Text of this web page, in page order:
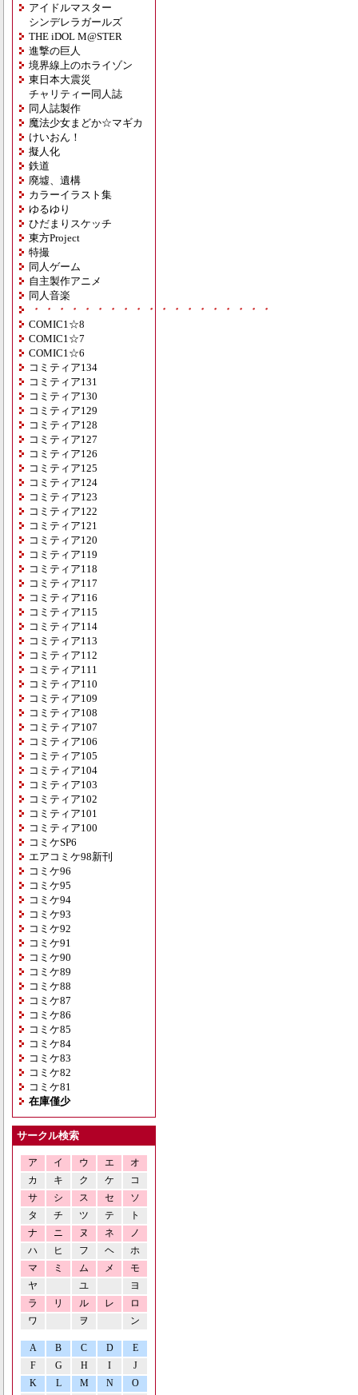
アイドルマスター
シンデレラガールズ
THE iDOL M@STER
進撃の巨人
境界線上のホライゾン
東日本大震災
チャリティー同人誌
同人誌製作
魔法少女まどか☆マギカ
けいおん！
擬人化
鉄道
廃墟、遺構
カラーイラスト集
ゆるゆり
ひだまりスケッチ
東方Project
特撮
同人ゲーム
自主製作アニメ
同人音楽
・・・・・・・・・・・・・・・・・・・
COMIC1☆8
COMIC1☆7
COMIC1☆6
コミティア134
コミティア131
コミティア130
コミティア129
コミティア128
コミティア127
コミティア126
コミティア125
コミティア124
コミティア123
コミティア122
コミティア121
コミティア120
コミティア119
コミティア118
コミティア117
コミティア116
コミティア115
コミティア114
コミティア113
コミティア112
コミティア111
コミティア110
コミティア109
コミティア108
コミティア107
コミティア106
コミティア105
コミティア104
コミティア103
コミティア102
コミティア101
コミティア100
コミケSP6
エアコミケ98新刊
コミケ96
コミケ95
コミケ94
コミケ93
コミケ92
コミケ91
コミケ90
コミケ89
コミケ88
コミケ87
コミケ86
コミケ85
コミケ84
コミケ83
コミケ82
コミケ81
在庫僅少
サークル検索
ア イ ウ エ
オ
カ
キ ク ケ
コ
サ
シ ス セ
ソ
タ
チ ツ テ
ト
ナ
ニ ヌ ネ
ノ
ハ
ヒ フ ヘ
ホ
マ
ミ ム メ
モ
ヤ
ユ
ヨ
ラ
リ ル レ
ロ
ワ
ヲ ン
A B C D
E
F
G H I
J
K
L M N O